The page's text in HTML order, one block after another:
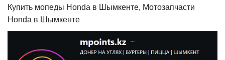
Купить мопеды Honda в Шымкенте, Мотозапчасти
Honda в Шымкенте